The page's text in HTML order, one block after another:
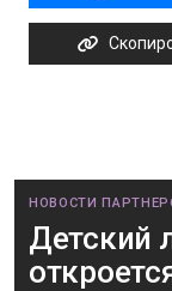
НОВОСТИ
Детский